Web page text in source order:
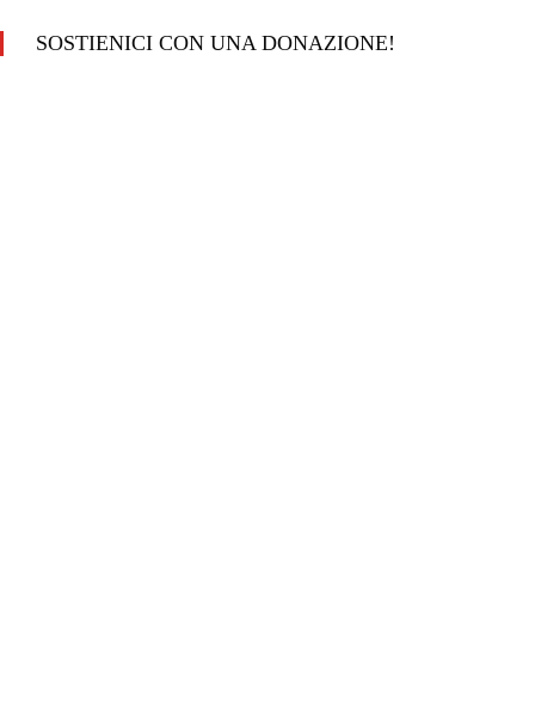
SOSTIENICI CON UNA DONAZIONE!